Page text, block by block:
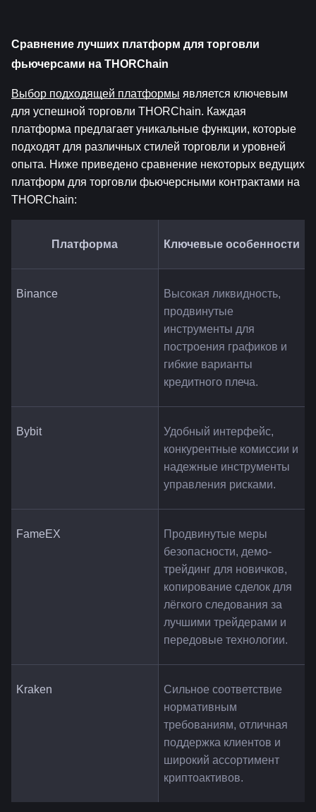
Сравнение лучших платформ для торговли
фьючерсами на THORChain
Выбор подходящей платформы является ключевым
для успешной торговли THORChain. Каждая
платформа предлагает уникальные функции, которые
подходят для различных стилей торговли и уровней
опыта. Ниже приведено сравнение некоторых ведущих
платформ для торговли фьючерсными контрактами на
THORChain:
Платформа Ключевые особенности
Binance
Высокая ликвидность,
продвинутые
инструменты для
построения графиков и
гибкие варианты
кредитного плеча.
Bybit
Удобный интерфейс,
конкурентные комиссии и
надежные инструменты
управления рисками.
FameEX
Продвинутые меры
безопасности, демо-
трейдинг для новичков,
копирование сделок для
лёгкого следования за
лучшими трейдерами и
передовые технологии.
Kraken
Сильное соответствие
нормативным
требованиям, отличная
поддержка клиентов и
широкий ассортимент
криптоактивов.